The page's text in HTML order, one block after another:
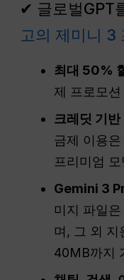
✔ 글로벌GPT
고의 제미니 3
최대 50%
제 프로모
크레딧 기
금제 이용
프리미엄
Gemini 3
미지 파일
며, 그 외 지
40MB까지